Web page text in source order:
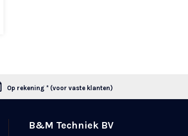
Op rekening * (voor vaste klanten)
B&M Techniek BV